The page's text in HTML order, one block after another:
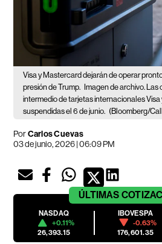
Visa y Mastercard dejarán de operar
presión de Trump. Imagen de archivo.
intermedio de tarjetas internacionales
suspendidas el 6 de junio. (Bloomberg/
PorCarlos Cuevas
03 de junio, 2026 | 06:09 PM
ÚLTIMAS
NASDAQ
+0.11%
26,393.15
IBOVESPA
-0.63%
176,601.35